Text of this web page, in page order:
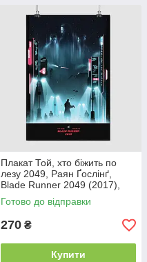
Плакат Той, хто біжить по
лезу 2049, Раян Ґослінґ,
Blade Runner 2049 (2017),
Gosling, 60×40 см
Готово до відправки
270 ₴
Купити